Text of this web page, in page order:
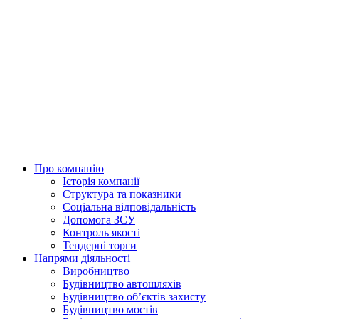
Про компанію
Історія компанії
Структура та показники
Соціальна відповідальність
Допомога ЗСУ
Контроль якості
Тендерні торги
Напрями діяльності
Виробництво
Будівництво автошляхів
Будівництво обʼєктів захисту
Будівництво мостів